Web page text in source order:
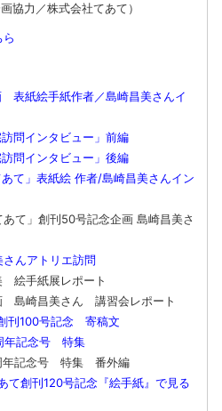
協力／株式会社てあて）
紙絵手紙作者／島崎昌美さんイ
問インタビュー」前編
問インタビュー」後編
て」表紙絵 作者/島崎昌美さんイン
て」創刊50号記念企画 島崎昌美さ
んアトリエ訪問
絵手紙展レポート
島崎昌美さん 講習会レポート
刊100号記念 寄稿文
年記念号 特集
年記念号 特集 番外編
創刊120号記念『絵手紙』で見る